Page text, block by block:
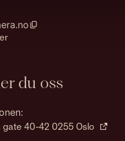
du oss
gate 40-42 0255 Oslo